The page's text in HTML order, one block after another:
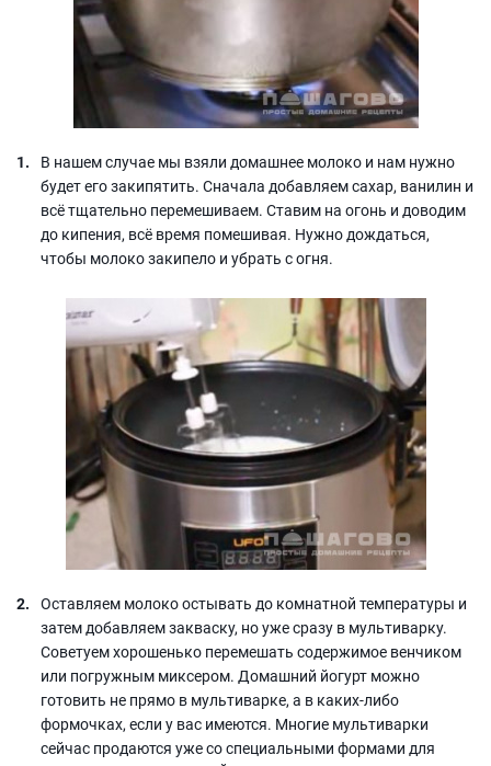
В нашем случае мы взяли домашнее молоко и нам нужно
будет его закипятить. Сначала добавляем сахар, ванилин и
всё тщательно перемешиваем. Ставим на огонь и доводим
до кипения, всё время помешивая. Нужно дождаться,
чтобы молоко закипело и убрать с огня.
Оставляем молоко остывать до комнатной температуры и
затем добавляем закваску, но уже сразу в мультиварку.
Советуем хорошенько перемешать содержимое венчиком
или погружным миксером. Домашний йогурт можно
готовить не прямо в мультиварке, а в каких-либо
формочках, если у вас имеются. Многие мультиварки
сейчас продаются уже со специальными формами для